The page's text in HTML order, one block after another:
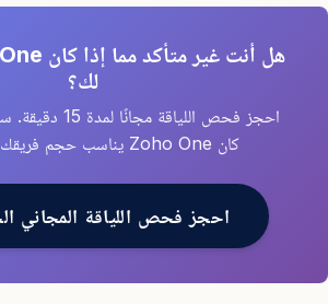
لك؟
احجز فحص اللياقة
كان Zoho One يناسب حجم فريقك وميزانيتك.
احجز فحص اللياقة المجاني